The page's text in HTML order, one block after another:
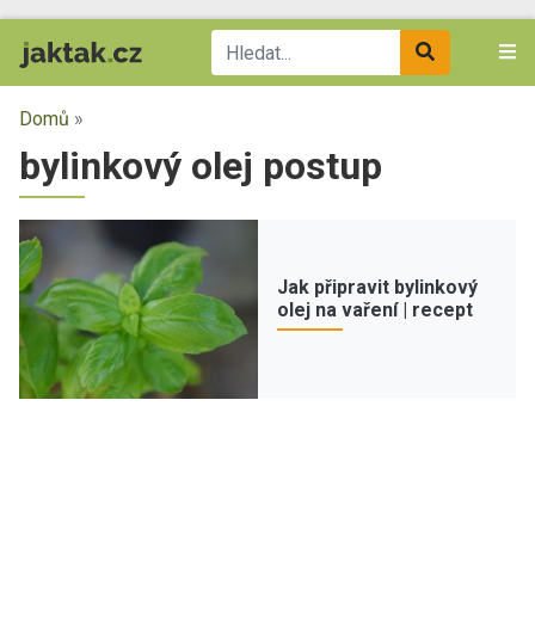
Domů »
bylinkový olej postup
Jak připravit bylinkový
olej na vaření | recept